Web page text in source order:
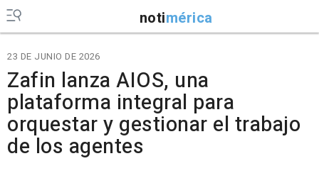
notimérica
23 DE JUNIO DE 2026
Zafin lanza AIOS, una
plataforma integral para
orquestar y gestionar el trabajo
de los agentes